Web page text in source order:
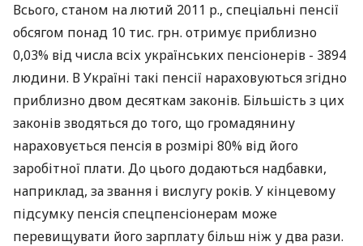
Всього, станом на лютий 2011 р., спеціальні пенсії
обсягом понад 10 тис. грн. отримує приблизно
0,03% від числа всіх українських пенсіонерів - 3894
людини. В Україні такі пенсії нараховуються згідно
приблизно двом десяткам законів. Більшість з цих
законів зводяться до того, що громадянину
нараховується пенсія в розмірі 80% від його
заробітної плати. До цього додаються надбавки,
наприклад, за звання і вислугу років. У кінцевому
підсумку пенсія спецпенсіонерам може
перевищувати його зарплату більш ніж у два рази.